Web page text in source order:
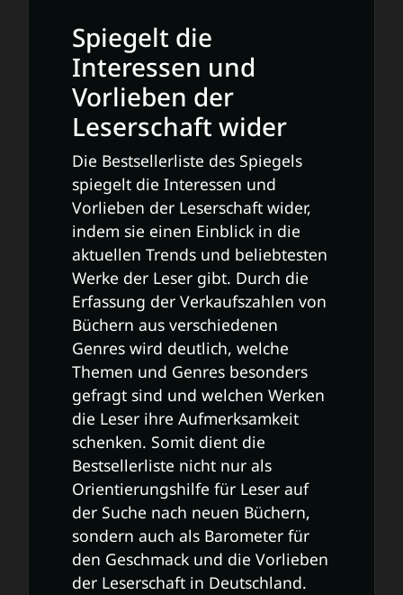
Spiegelt die
Interessen und
Vorlieben der
Leserschaft wider
Die Bestsellerliste des Spiegels
spiegelt die Interessen und
Vorlieben der Leserschaft wider,
indem sie einen Einblick in die
aktuellen Trends und beliebtesten
Werke der Leser gibt. Durch die
Erfassung der Verkaufszahlen von
Büchern aus verschiedenen
Genres wird deutlich, welche
Themen und Genres besonders
gefragt sind und welchen Werken
die Leser ihre Aufmerksamkeit
schenken. Somit dient die
Bestsellerliste nicht nur als
Orientierungshilfe für Leser auf
der Suche nach neuen Büchern,
sondern auch als Barometer für
den Geschmack und die Vorlieben
der Leserschaft in Deutschland.